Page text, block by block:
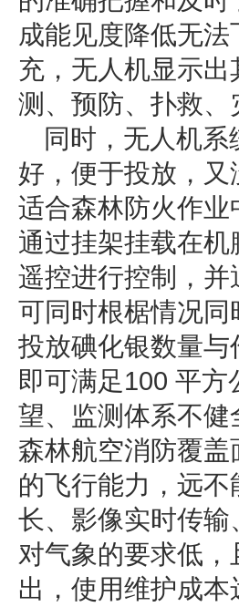
成能见度降低无
充，无人机显示
测、预防、扑救
同时，无人机
好，便于投放，
适合森林防火作
通过挂架挂载在
遥控进行控制，
可同时根椐情况
投放碘化银数量
即可满足100 平
望、监测体系不
森林航空消防覆
的飞行能力，远
长、影像实时传
对气象的要求低
出，使用维护成